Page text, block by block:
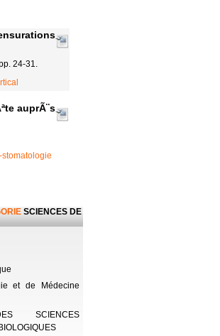
24-31.
auprÃ¨s
SCIENCES DE
et de Médecine
SCIENCES